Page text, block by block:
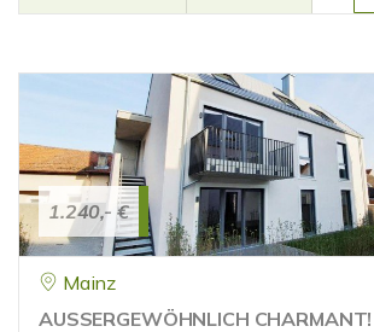
1.240,- €
Mainz
AUSSERGEWÖHNLICH